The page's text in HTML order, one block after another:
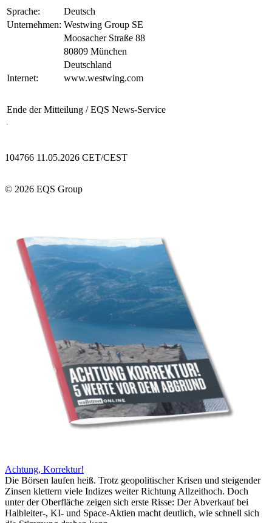
Sprache:
Deutsch
Unternehmen: Westwing Group SE
Moosacher Straße 88
80809 München
Deutschland
Internet:
www.westwing.com
Ende der Mitteilung / EQS News-Service
104766 11.05.2026 CET/CEST
© 2026 EQS Group
Achtung, Korrektur!
Die Börsen laufen heiß. Trotz geopolitischer Krisen und steigender
Zinsen klettern viele Indizes weiter Richtung Allzeithoch. Doch
unter der Oberfläche zeigen sich erste Risse: Der Abverkauf bei
Halbleiter-, KI- und Space-Aktien macht deutlich, wie schnell sich